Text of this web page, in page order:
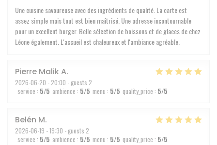
Une cuisine savoureuse avec des ingrédients de qualité. La carte est
assez simple mais tout est bien maîtrisé. Une adresse incontournable
pour un excellent burger. Belle sélection de boissons et de glaces de chez
Léone également. L'accueil est chaleureux et l'ambiance agréable.
Pierre Malik A
2026-06-20 - 20:00 - guests 2
service : 5/5 ambience : 5/5 menu : 5/5 quality_price : 5/5
Belén M
2026-06-19 - 19:30 - guests 2
service : 5/5 ambience : 5/5 menu : 5/5 quality_price : 5/5